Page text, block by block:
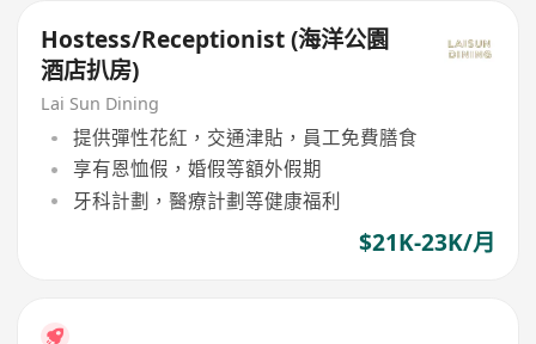
Hostess/Receptionist (海洋公園
酒店扒房)
Lai Sun Dining
提供彈性花紅，交通津貼，員工免費膳食
享有恩恤假，婚假等額外假期
牙科計劃，醫療計劃等健康福利
$21K-23K/月